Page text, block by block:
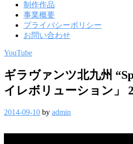
制作作品
事業概要
プライバシーポリシー
お問い合わせ
YouTube
ギラヴァンツ北九州
イレボリューション」
2014-09-10 by admin